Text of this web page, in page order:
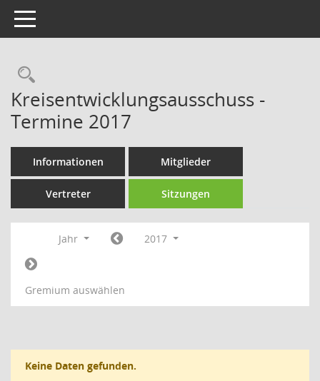
Toggle navigation
Rechercheauswahl
Kreisentwicklungsausschuss -
Termine 2017
Informationen Mitglieder
Vertreter Sitzungen
Jahr 2017
Gremium auswählen
Keine Daten gefunden.